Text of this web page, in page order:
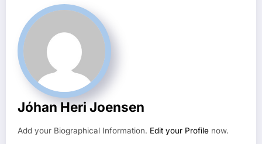
Jóhan Heri Joensen
Add your Biographical Information. Edit your Profile now.